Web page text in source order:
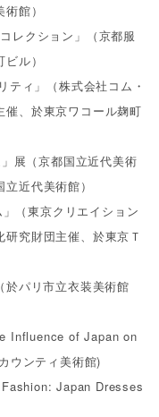
館）
レクション」（京都服
ル）
ィ」（株式会社コム・
、於東京ワコール麹町
展（京都国立近代美術
近代美術館）
（東京クリエイション
究財団主催、於東京Ｔ
パリ市立衣装美術館
Influence of Japan on
ウンティ美術館)
Japan Dresses